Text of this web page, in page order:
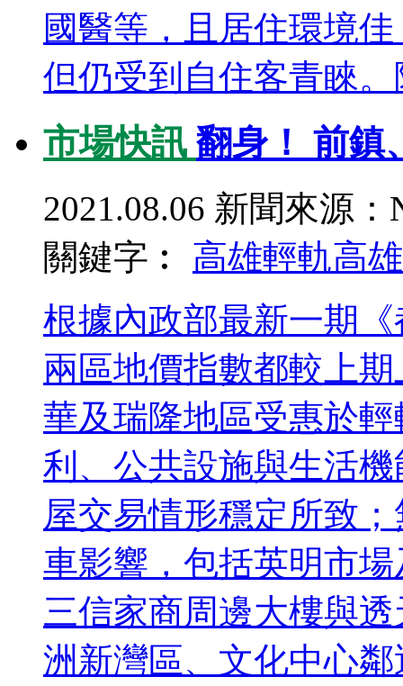
國醫等，且居住環境
但仍受到自住客青睞
市場快訊 翻身！ 前鎮
2021.08.06 新聞來源：
關鍵字︰ 高雄輕軌高
根據內政部最新一期
兩區地價指數都較上
華及瑞隆地區受惠於
利、公共設施與生活
屋交易情形穩定所致
車影響，包括英明市
三信家商周邊大樓與
洲新灣區、文化中心